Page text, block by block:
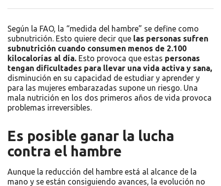
Según la FAO, la “medida del hambre” se define como
subnutrición. Esto quiere decir que las personas sufren
subnutrición cuando consumen menos de 2.100
kilocalorías al día. Esto provoca que estas personas
tengan dificultades para llevar una vida activa y sana,
disminución en su capacidad de estudiar y aprender y
para las mujeres embarazadas supone un riesgo. Una
mala nutrición en los dos primeros años de vida provoca
problemas irreversibles.
Es posible ganar la lucha
contra el hambre
Aunque la reducción del hambre está al alcance de la
mano y se están consiguiendo avances, la evolución no